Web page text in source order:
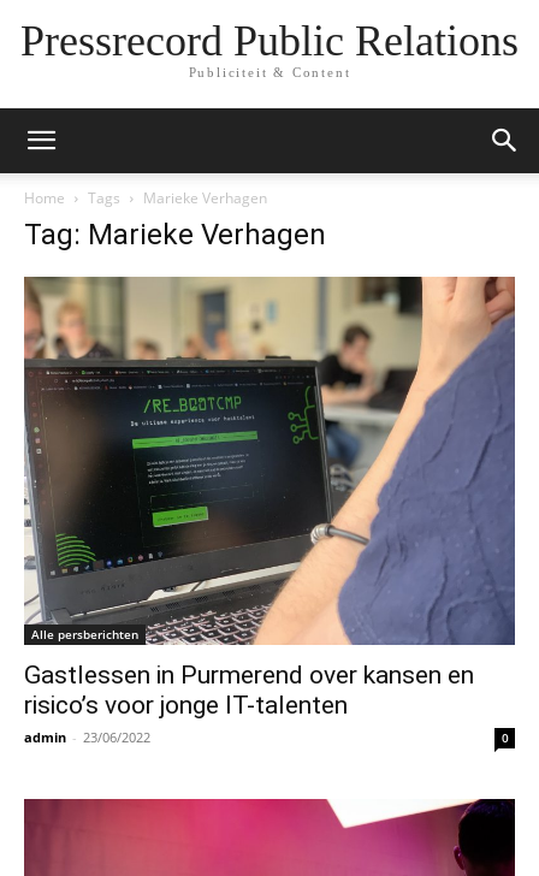
Pressrecord Public Relations
Publiciteit & Content
Home Tags Marieke Verhagen
Tag: Marieke Verhagen
Alle persberichten
Gastlessen in Purmerend over kansen en
risico’s voor jonge IT-talenten
admin - 23/06/2022 0